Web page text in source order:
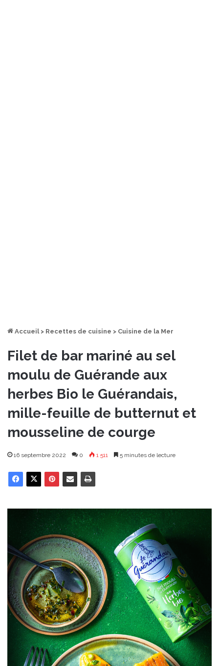
Accueil > Recettes de cuisine > Cuisine de la Mer
Filet de bar mariné au sel
moulu de Guérande aux
herbes Bio le Guérandais,
mille-feuille de butternut et
mousseline de courge
16 septembre 2022 0 1 511 5 minutes de lecture